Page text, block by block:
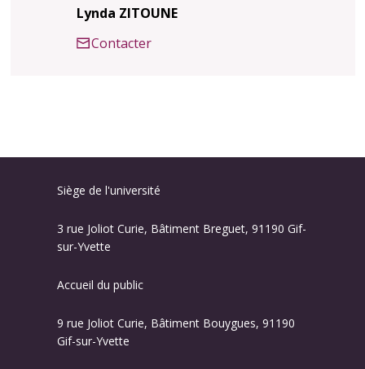
Lynda ZITOUNE
Contacter
Siège de l'université
3 rue Joliot Curie, Bâtiment Breguet, 91190 Gif-
sur-Yvette
Accueil du public
9 rue Joliot Curie, Bâtiment Bouygues, 91190
Gif-sur-Yvette